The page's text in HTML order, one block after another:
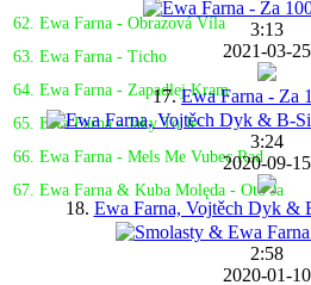
62. Ewa Farna - Obrazová Víla
63. Ewa Farna - Ticho
64. Ewa Farna - Zapadlej Kram
65. Ewa Farna - Jaky To Je
66. Ewa Farna - Mels Me Vubec Rad
67. Ewa Farna & Kuba Molęda - Oto Ja
3:13
2021-03-25
17.Ewa Farna - Za
3:24
2020-09-15
18. Ewa Farna, Vojtěch Dyk &
2:58
2020-01-10